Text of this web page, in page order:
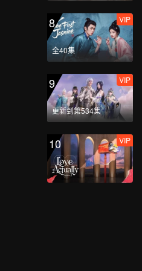
8
全40集
VIP
9
更新到第534集
VIP
10 VIP